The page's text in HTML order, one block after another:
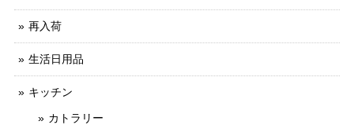
再入荷
生活日用品
キッチン
カトラリー